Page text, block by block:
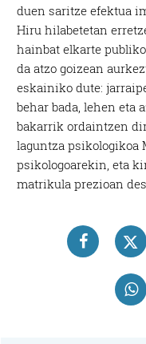
duen saritze efektua
Hiru hilabetetan
hainbat elkarte
da atzo goizean
eskainiko dute:
behar bada, lehen eta
bakarrik ordaintzen
laguntza psikologikoa
psikologoarekin, eta
matrikula prezioan